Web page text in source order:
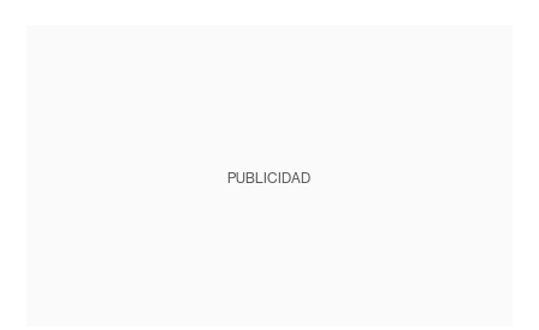
PUBLICIDAD